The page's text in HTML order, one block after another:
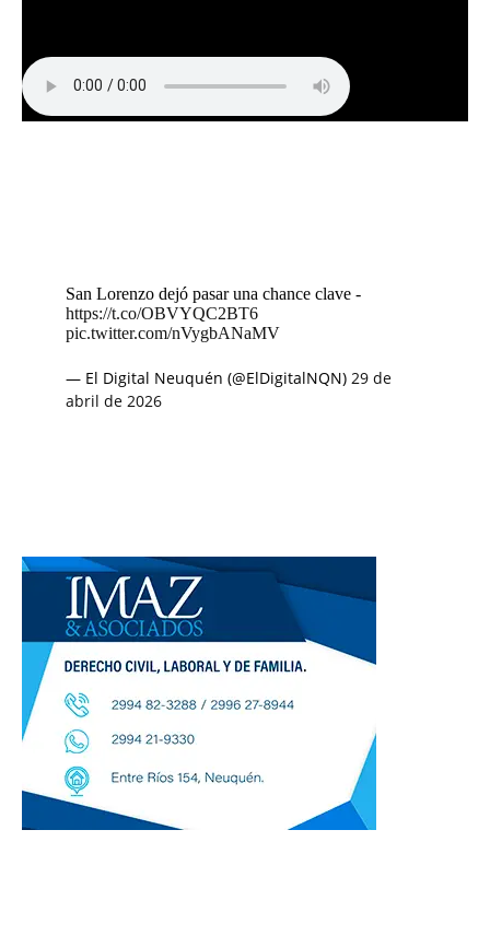
San Lorenzo dejó pasar una chance clave -
https://t.co/OBVYQC2BT6
pic.twitter.com/nVygbANaMV
— El Digital Neuquén (@ElDigitalNQN) 29 de
abril de 2026